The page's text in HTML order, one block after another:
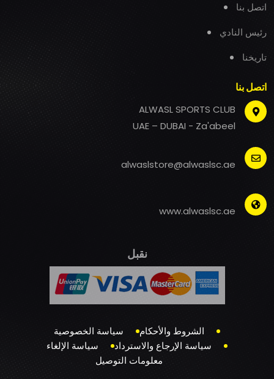
اتصل بنا
رئيس النادي
تاريخنا
اتصل بنا
ALWASL SPORTS CLUB
UAE – DUBAI - Za'abeel
alwaslstore@alwaslsc.ae
www.alwaslsc.ae
نقبل
الشروط والأحكام
سياسة الخصوصية
سياسة الإرجاع والاسترداد
سياسة الإلغاء
معلومات التوصيل